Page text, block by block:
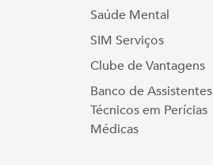
Saúde Mental
SIM Serviços
Clube de Vantagens
Banco de Assistentes
Técnicos em Perícias
Médicas